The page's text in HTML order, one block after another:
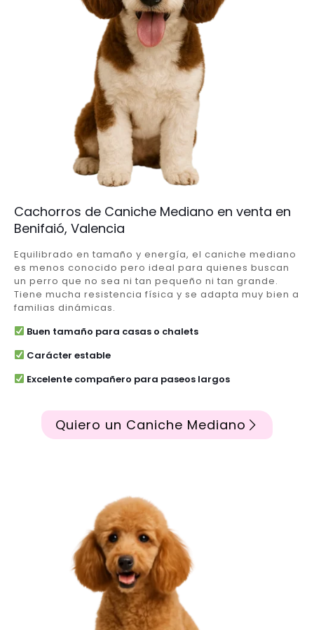
Cachorros de Caniche Mediano en venta en
Benifaió, Valencia
Equilibrado en tamaño y energía, el caniche mediano
es menos conocido pero ideal para quienes buscan
un perro que no sea ni tan pequeño ni tan grande.
Tiene mucha resistencia física y se adapta muy bien a
familias dinámicas.
Buen tamaño para casas o chalets
Carácter estable
Excelente compañero para paseos largos
Quiero un Caniche Mediano